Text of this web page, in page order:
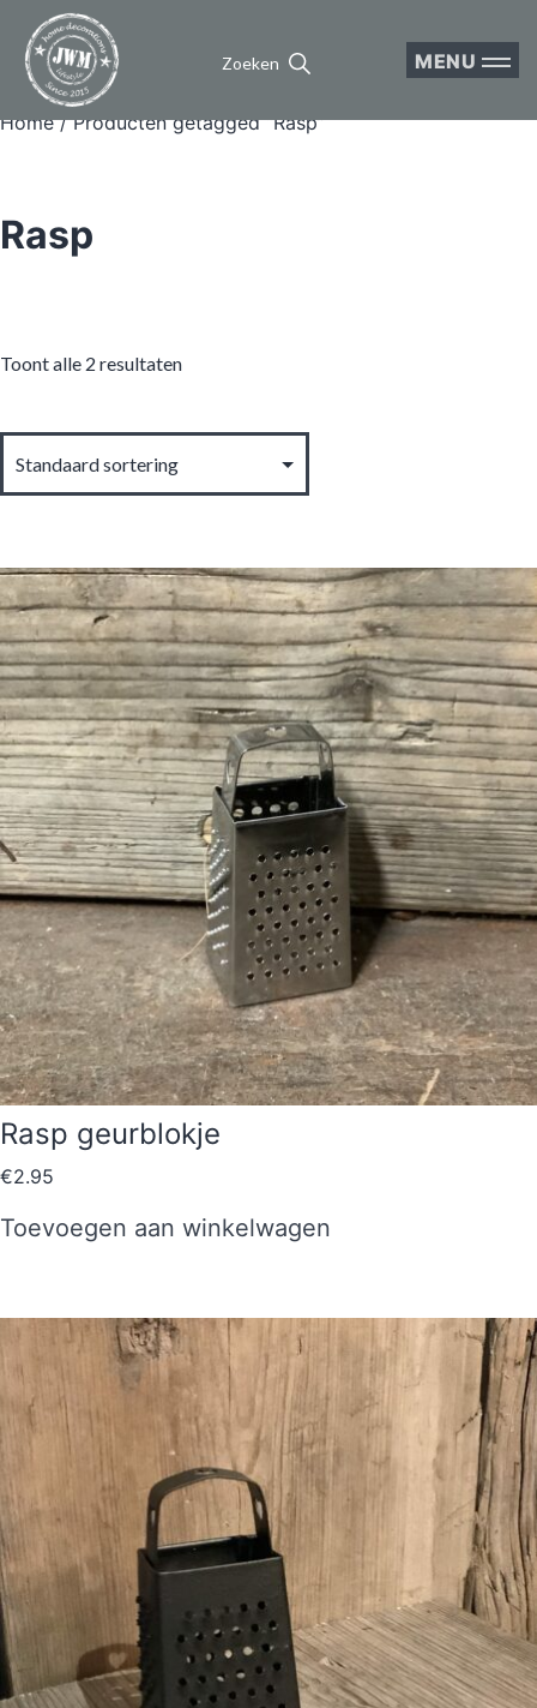
Zoeken MENU
Home/ Producten getagged “Rasp”
Rasp
Toont alle 2 resultaten
Rasp geurblokje
€2.95
Toevoegen aan winkelwagen